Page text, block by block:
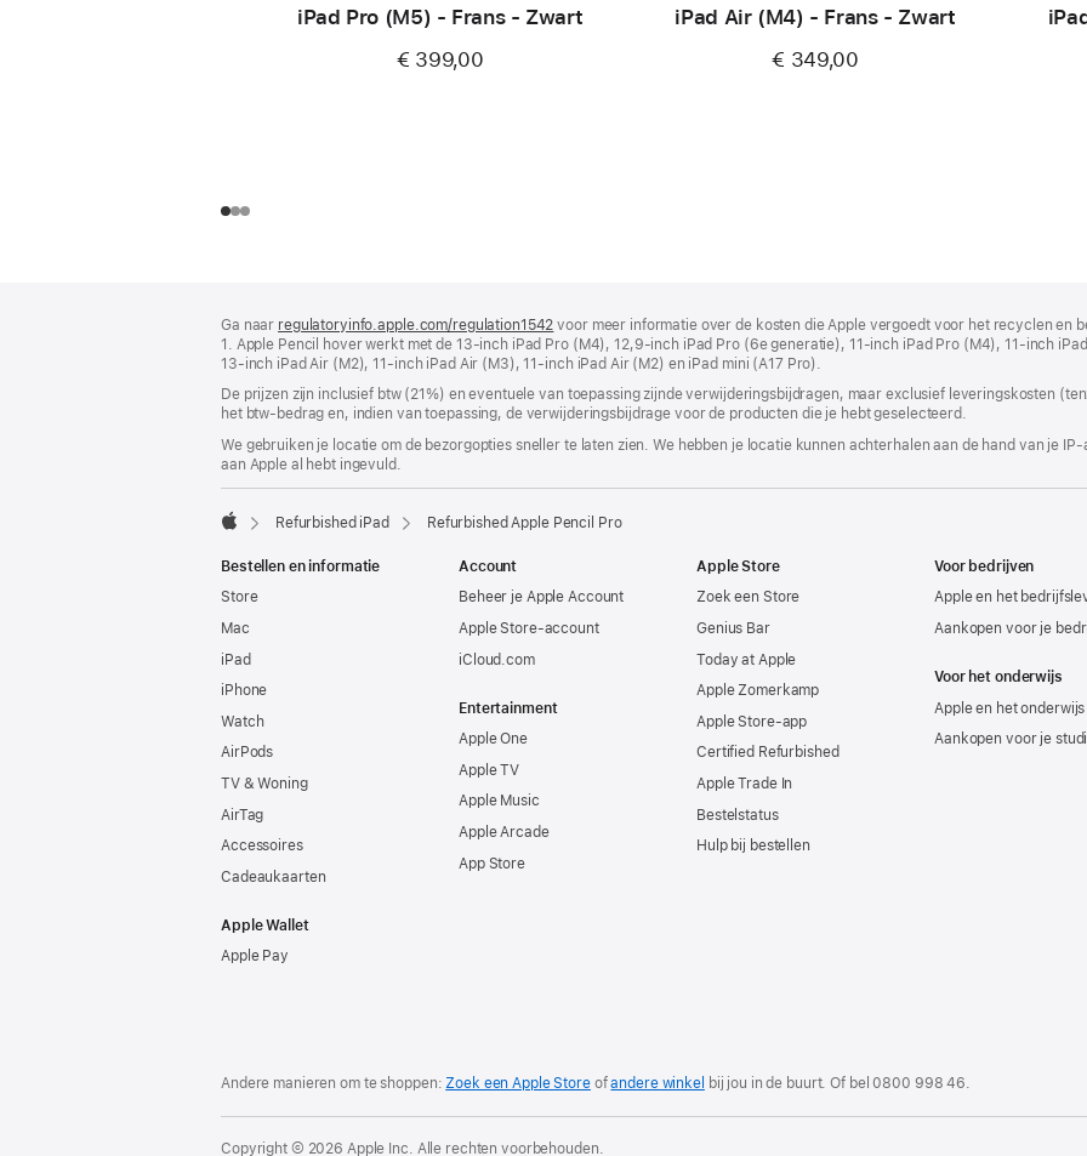
iPad Pro (M5) - Frans - Zwart
€ 399,00
iPad Air (M4) - Frans - Zwart
€ 349,00
Ga naar regulatoryinfo.apple.com/regulation1542 (wordt
in
nieuw
geopend)
voor meer informatie over de kosten die Apple vergoedt voor het recyclen en
1. Apple Pencil hover werkt met de 13‑inch iPad Pro (M4), 12,9‑inch iPad Pro (6e generatie), 11‑inch iPad Pro (M4), 11‑inch
13‑inch iPad Air (M2), 11‑inch iPad Air (M3), 11‑inch iPad Air (M2) en iPad mini (A17 Pro).
De prijzen zijn inclusief btw (21%) en eventuele van toepassing zijnde verwijderingsbijdragen, maar exclusief leveringskosten
het btw-bedrag en, indien van toepassing, de verwijderingsbijdrage voor de producten die je hebt geselecteerd.
We gebruiken je locatie om de bezorgopties sneller te laten zien. We hebben je locatie kunnen achterhalen aan de hand van je
aan Apple al hebt ingevuld.
Refurbished iPad Refurbished Apple Pencil Pro
Bestellen en informatie
Store
Mac
iPad
iPhone
Watch
AirPods
TV & Woning
AirTag
Accessoires
Cadeaukaarten
Apple Wallet
Apple Pay
Account
Beheer je Apple Account
Apple Store-account
iCloud.com
Entertainment
Apple One
Apple TV
Apple Music
Apple Arcade
App Store
Apple Store
Zoek een Store
Genius Bar
Today at Apple
Apple Zomerkamp
Apple Store-app
Certified Refurbished
Apple Trade In
Bestelstatus
Hulp bij bestellen
Voor bedrijven
Apple en het
Aankopen voor je
Voor het onderwijs
Apple en het onderwijs
Aankopen voor je
Andere manieren om te shoppen: Zoek een Apple Storeofandere winkel bij jou in de buurt. Of bel0800 998 46
Copyright © 2026 Apple Inc. Alle rechten voorbehouden.